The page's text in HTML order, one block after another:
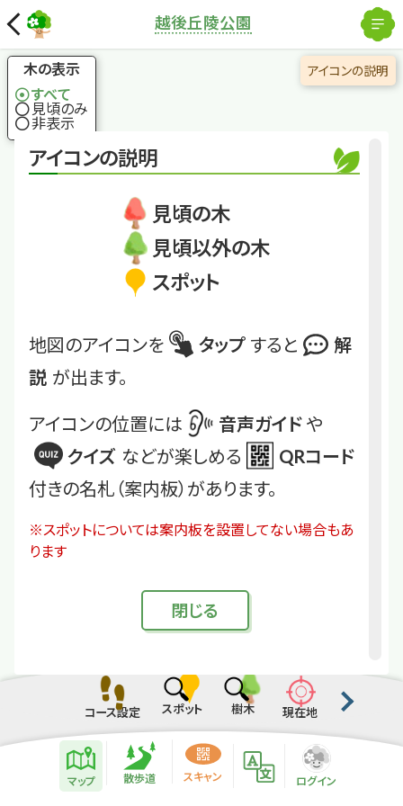
アイコンの説明
見頃の木
見頃以外の木
スポット
地図のアイコンを タップ すると
解
説 が出ます。
アイコンの位置には 音声ガイド や
クイズ などが楽しめる
QRコード
付きの名札（案内板）があります。
※スポットについては案内板を設置してない場合もあ
ります
閉じる
越後丘陵公園
サワフタギ
沢に蓋する白い花
国土地理院
木の表示
すべて
見頃のみ
非表示
解除
アイコンの説明
コース設定 スポット 樹木 現在地
マップ 散歩道 スキャン ログイン
散歩道紹介ページ
緑地紹介情報